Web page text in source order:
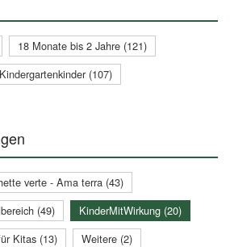
18 Monate bis 2 Jahre (121)
Kindergartenkinder (107)
verte - Ama terra (43)
(49)
KinderMitWirkung (20)
Kitas (13)
Weitere (2)